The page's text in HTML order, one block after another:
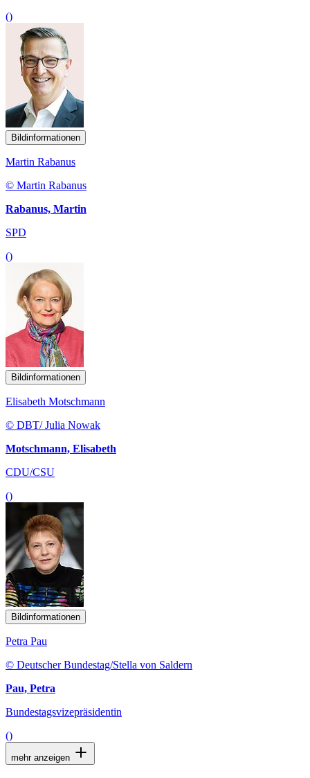
()
Bildinformationen
Martin Rabanus
© Martin Rabanus
Rabanus, Martin
SPD
()
Bildinformationen
Elisabeth Motschmann
© DBT/ Julia Nowak
Motschmann, Elisabeth
CDU/CSU
()
Bildinformationen
Petra Pau
© Deutscher Bundestag/Stella von Saldern
Pau, Petra
Bundestagsvizepräsidentin
()
mehr anzeigen